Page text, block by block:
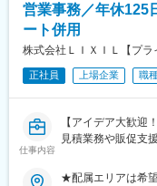
営業事務／年休125
ート併用
株式会社ＬＩＸＩＬ【プラ
正社員 上場企業 職
仕事内容
【アイデア大歓迎
見積業務や販促支
★配属エリアは希